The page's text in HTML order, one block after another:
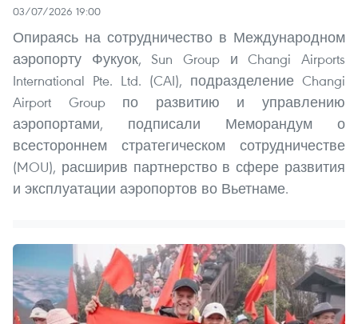
03/07/2026 19:00
Опираясь на сотрудничество в Международном
аэропорту Фукуок, Sun Group и Changi Airports
International Pte. Ltd. (CAI), подразделение Changi
Airport Group по развитию и управлению
аэропортами, подписали Меморандум о
всестороннем стратегическом сотрудничестве
(MOU), расширив партнерство в сфере развития
и эксплуатации аэропортов во Вьетнаме.